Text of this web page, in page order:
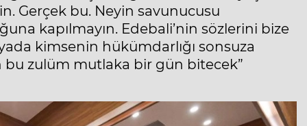
Gerçek bu. Neyin savunucusu
kapılmayın. Edebali’nin sözlerini bize
kimsenin hükümdarlığı sonsuza
zulüm mutlaka bir gün bitecek”